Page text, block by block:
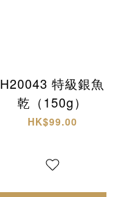
H20043 特級銀魚
乾（150g）
HK$99.00